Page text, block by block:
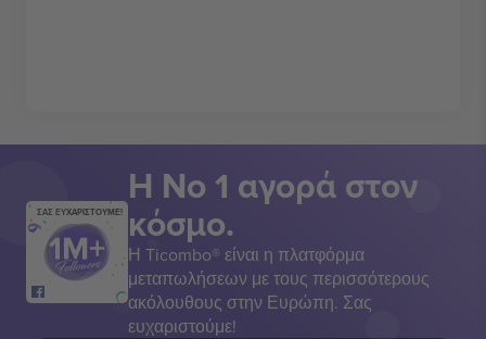
ΣΑΣ ΕΥΧΑΡΙΣΤΟΥΜΕ!
Η Νο 1 αγορά στον
κόσμο.
Η Ticombo® είναι η πλατφόρμα
μεταπωλήσεων με τους περισσότερους
ακόλουθους στην Ευρώπη. Σας
ευχαριστούμε!